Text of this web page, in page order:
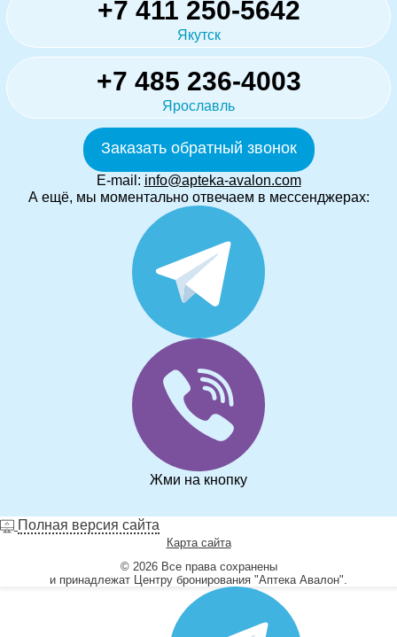
+7 411 250-5642
Якутск
+7 485 236-4003
Ярославль
Заказать обратный звонок
E-mail: info@apteka-avalon.com
А ещё, мы моментально отвечаем в мессенджерах:
Жми на кнопку
Полная версия сайта
Карта сайта
© 2026 Все права сохранены
и принадлежат Центру бронирования "Аптека Авалон".